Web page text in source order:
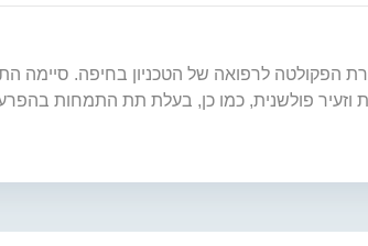
הפקולטה לרפואה של הטכניון בחיפה.
וזעיר פולשנית, כמו כן, בעלת תת התמחות